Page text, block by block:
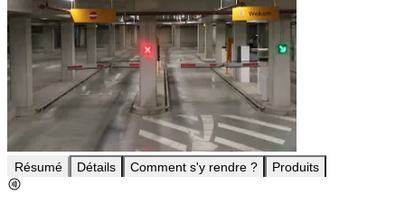
Résumé Détails Comment s'y rendre ? Produits